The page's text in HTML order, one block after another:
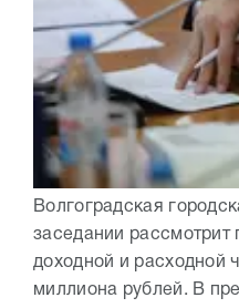
Волгоградская
заседании рассмотрит
доходной и расходной
миллиона рублей. В